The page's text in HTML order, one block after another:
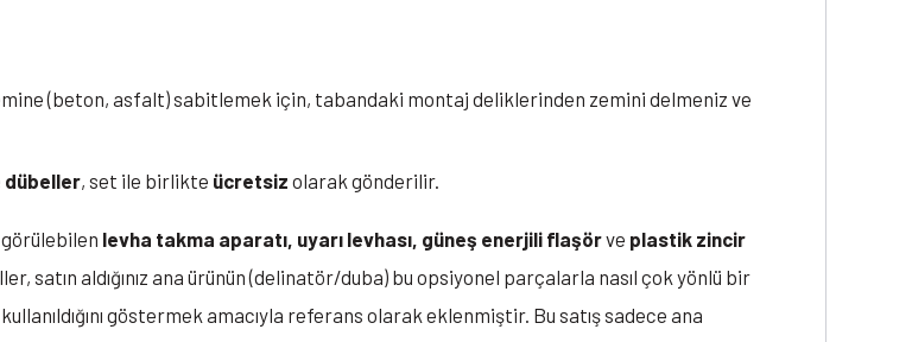
(beton, asfalt) sabitlemek için, tabandaki montaj deliklerinden zemini delmeniz ve
dübeller, set ile birlikte ücretsiz olarak gönderilir.
levha takma aparatı, uyarı levhası, güneş enerjili flaşörve plastik zincir
satın aldığınız ana ürünün (delinatör/duba) bu opsiyonel parçalarla nasıl çok yönlü bir
göstermek amacıyla referans olarak eklenmiştir. Bu satış sadece ana